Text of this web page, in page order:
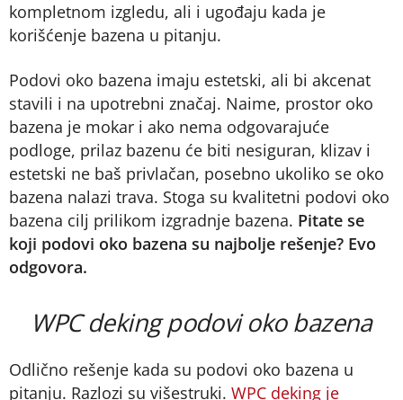
kompletnom izgledu, ali i ugođaju kada je
korišćenje bazena u pitanju.
Podovi oko bazena imaju estetski, ali bi akcenat
stavili i na upotrebni značaj. Naime, prostor oko
bazena je mokar i ako nema odgovarajuće
podloge, prilaz bazenu će biti nesiguran, klizav i
estetski ne baš privlačan, posebno ukoliko se oko
bazena nalazi trava. Stoga su kvalitetni podovi oko
bazena cilj prilikom izgradnje bazena. Pitate se
koji podovi oko bazena su najbolje rešenje? Evo
odgovora.
WPC deking podovi oko bazena
Odlično rešenje kada su podovi oko bazena u
pitanju. Razlozi su višestruki. WPC deking je